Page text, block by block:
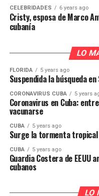
CELEBRIDADES 6 years ago
Cristy, esposa de Marco
cubanía
LO
FLORIDA 5 years ago
Suspendida la búsqueda
CORONAVIRUS CUBA 5 years
Coronavirus en Cuba:
vacunarse
CUBA 5 years ago
Surge la tormenta tropical
CUBA 5 years ago
Guardia Costera de EEUU
cubanos
LO